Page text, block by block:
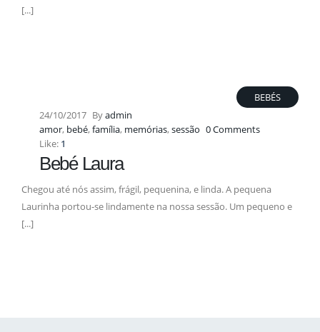
[...]
24/10/2017 Byadmin
BEBÉS
amor, bebé,família, memórias,sessão 0 Comments
Like: 1
Bebé Laura
Chegou até nós assim, frágil, pequenina, e linda. A pequena
Laurinha portou-se lindamente na nossa sessão. Um pequeno e
[...]